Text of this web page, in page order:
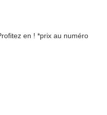
en ! *prix au numéro